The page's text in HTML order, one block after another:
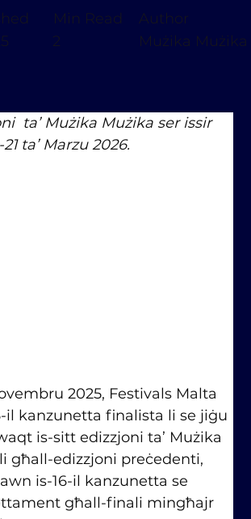
Author
Mużika Mużika
Min Read
2
ta’ Mużika Mużika ser issir
ta’ Marzu 2026.
2025, Festivals Malta
il kanzunetta finalista li se jiġu
is-sitt edizzjoni ta’ Mużika
għall-edizzjoni preċedenti,
is-16-il kanzunetta se
għall-finali mingħajr